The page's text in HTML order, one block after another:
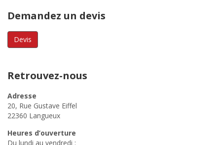
Demandez un devis
Devis
Retrouvez-nous
Adresse
20, Rue Gustave Eiffel
22360 Langueux
Heures d’ouverture
Du lundi au vendredi :